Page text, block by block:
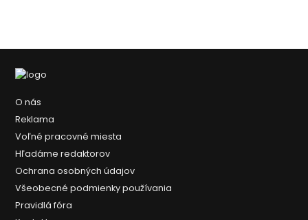
O nás
Reklama
Voľné pracovné miesta
Hľadáme redaktorov
Ochrana osobných údajov
Všeobecné podmienky používania
Pravidlá fóra